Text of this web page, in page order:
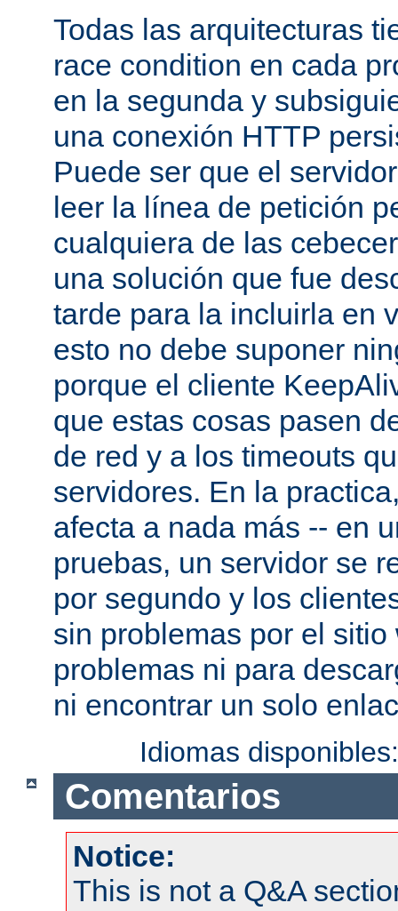
Todas las arquitecturas
race condition en cada
en la segunda y
una conexión HTTP
Puede ser que el
leer la línea de petición
cualquiera de las
una solución que fue
tarde para la incluirla en
esto no debe suponer
porque el cliente
que estas cosas pasen
de red y a los timeouts
servidores. En la
afecta a nada más -- en
pruebas, un servidor se
por segundo y los
sin problemas por el
problemas ni para
ni encontrar un solo
Idiomas
Comentarios
Notice:
This is not a Q&A